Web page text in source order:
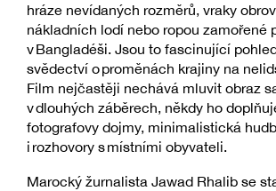
hráze nevídaných rozměrů, vraky
nákladních lodí nebo ropou zamořené
v Bangladéši. Jsou to fascinující
svědectví o proměnách krajiny na
Film nejčastěji nechává mluvit obraz
v dlouhých záběrech, někdy ho
fotografovy dojmy, minimalistická
i rozhovory s místními obyvateli.
Marocký žurnalista Jawad Rhalib se